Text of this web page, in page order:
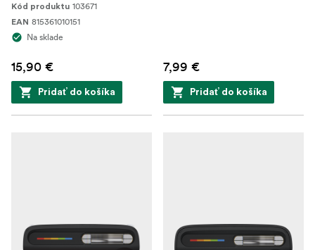
Kód produktu 103671
EAN 815361010151
Na sklade
15,90 €
Pridať do košíka
7,99 €
Pridať do košíka